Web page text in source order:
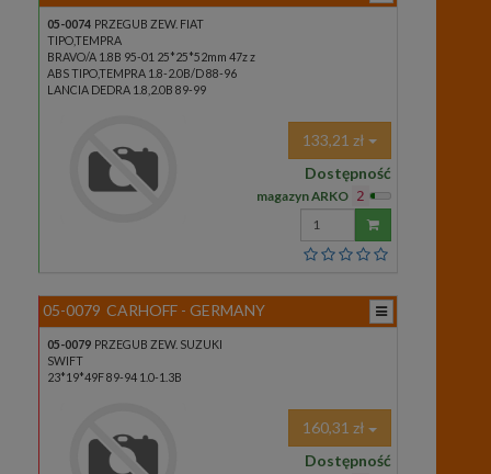
05-0074 PRZEGUB ZEW. FIAT
TIPO,TEMPRA
BRAVO/A 1.8B 95-01 25*25*52mm 47z z
ABS TIPO,TEMPRA 1.8-2.0B/D 88-96
LANCIA DEDRA 1.8,2.0B 89-99
133,21 zł
Dostępność
magazyn ARKO 2
Wprowadź
ilość
05-0079 CARHOFF - GERMANY
05-0079 PRZEGUB ZEW. SUZUKI
SWIFT
23*19*49F 89-94 1.0-1.3B
160,31 zł
Dostępność